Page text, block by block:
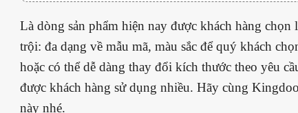
Là dòng sản phẩm hiện nay được khách hàng
trội: đa dạng về mẫu mã, màu sắc để quý khách
hoặc có thể dễ dàng thay đổi kích thước theo yêu
được khách hàng sử dụng nhiều. Hãy cùng
này nhé.